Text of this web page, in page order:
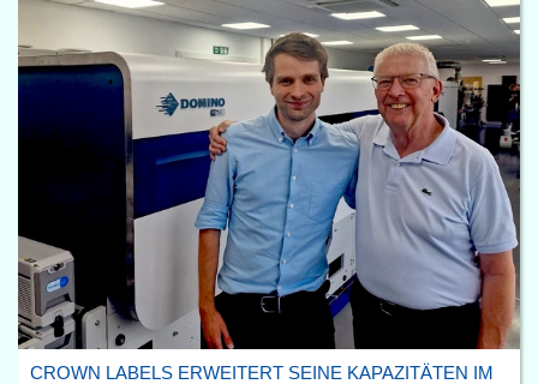
CROWN LABELS ERWEITERT SEINE KAPAZITÄTEN IM